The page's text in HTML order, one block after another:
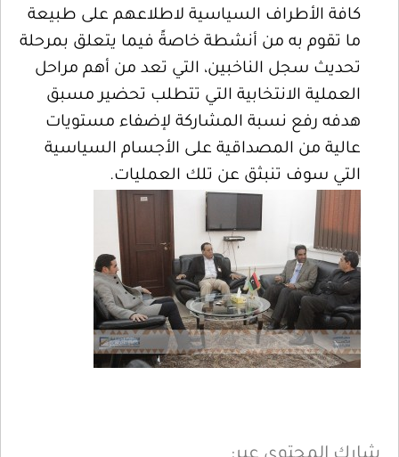
كافة الأطراف السياسية لاطلاعهم على طبيعة
ما تقوم به من أنشطة خاصةً فيما يتعلق بمرحلة
تحديث سجل الناخبين، التي تعد من أهم مراحل
العملية الانتخابية التي تتطلب تحضير مسبق
هدفه رفع نسبة المشاركة لإضفاء مستويات
عالية من المصداقية على الأجسام السياسية
التي سوف تنبثق عن تلك العمليات.